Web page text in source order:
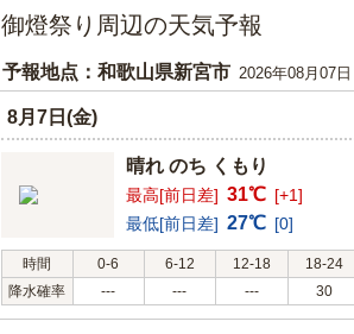
御燈祭り周辺の天気予報
予報地点：和歌山県新宮市 2026年08月07
8月7日(金)
晴れ のち くもり
最高[前日差] 31℃ [+1]
最低[前日差] 27℃ [0]
時間 0-6 6-12 12-18
18-24
降水確率
--- --- --- 30